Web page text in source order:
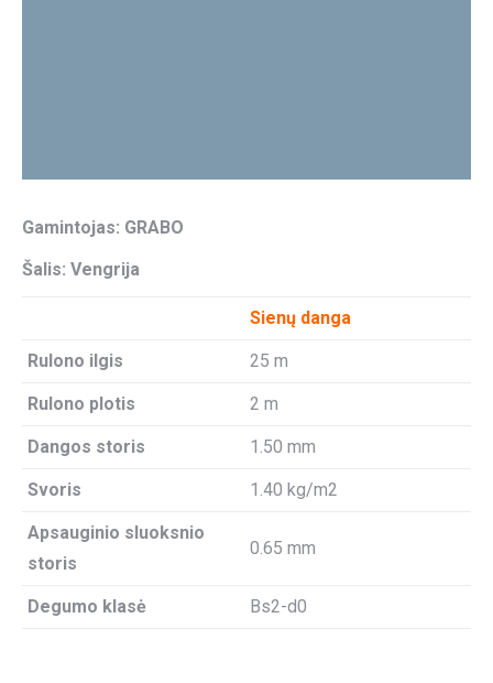
Gamintojas: GRABO
Šalis: Vengrija
Sienų danga
Rulono ilgis 25 m
Rulono plotis 2 m
Dangos storis 1.50 mm
Svoris 1.40 kg/m2
Apsauginio sluoksnio
storis
0.65 mm
Degumo klasė Bs2-d0